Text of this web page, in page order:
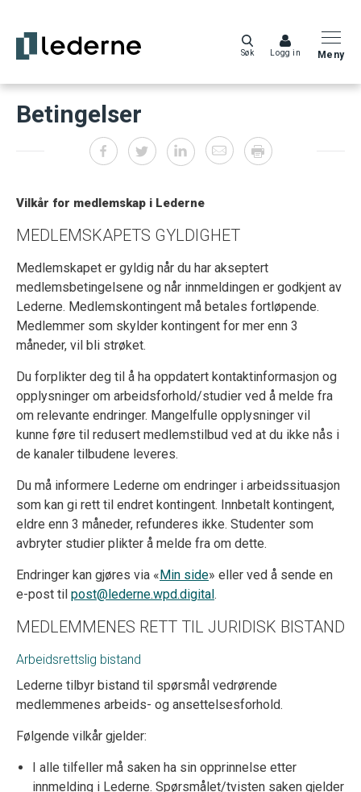
Søk Logg in Meny
Betingelser
Vilkår for medlemskap i Lederne
MEDLEMSKAPETS GYLDIGHET
Medlemskapet er gyldig når du har akseptert
medlemsbetingelsene og når innmeldingen er godkjent av
Lederne. Medlemskontingent må betales fortløpende.
Medlemmer som skylder kontingent for mer enn 3
måneder, vil bli strøket.
Du forplikter deg til å ha oppdatert kontaktinformasjon og
opplysninger om arbeidsforhold/studier ved å melde fra
om relevante endringer. Mangelfulle opplysninger vil
kunne føre til redusert medlemstilbud ved at du ikke nås i
de kanaler tilbudene leveres.
Du må informere Lederne om endringer i arbeidssituasjon
som kan gi rett til endret kontingent. Innbetalt kontingent,
eldre enn 3 måneder, refunderes ikke. Studenter som
avbryter studier plikter å melde fra om dette.
Endringer kan gjøres via «Min side» eller ved å sende en
e-post til post@lederne.wpd.digital.
MEDLEMMENES RETT TIL JURIDISK BISTAND
Arbeidsrettslig bistand
Lederne tilbyr bistand til spørsmål vedrørende
medlemmenes arbeids- og ansettelsesforhold.
Følgende vilkår gjelder:
I alle tilfeller må saken ha sin opprinnelse etter
innmelding i Lederne. Spørsmålet/tvisten saken gjelder